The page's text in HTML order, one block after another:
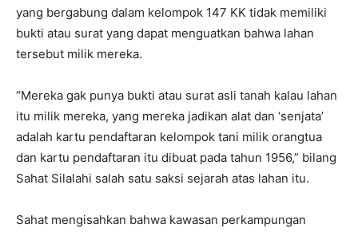
yang bergabung dalam kelompok 147 KK tidak memiliki
bukti atau surat yang dapat menguatkan bahwa lahan
tersebut milik mereka.
“Mereka gak punya bukti atau surat asli tanah kalau lahan
itu milik mereka, yang mereka jadikan alat dan ‘senjata’
adalah kartu pendaftaran kelompok tani milik orangtua
dan kartu pendaftaran itu dibuat pada tahun 1956,” bilang
Sahat Silalahi salah satu saksi sejarah atas lahan itu.
Sahat mengisahkan bahwa kawasan perkampungan